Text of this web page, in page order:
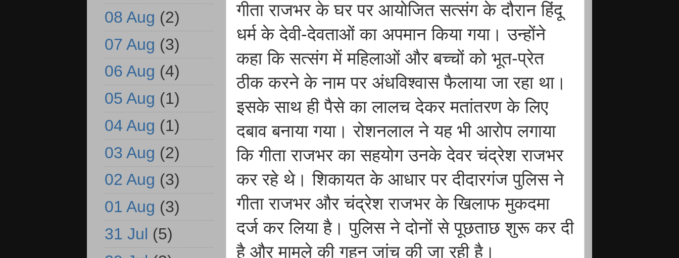
गीता राजभर के घर पर आयोजित सत्संग के दौरान हिंदू
धर्म के देवी-देवताओं का अपमान किया गया। उन्होंने
कहा कि सत्संग में महिलाओं और बच्चों को भूत-प्रेत
ठीक करने के नाम पर अंधविश्वास फैलाया जा रहा था।
इसके साथ ही पैसे का लालच देकर मतांतरण के लिए
दबाव बनाया गया। रोशनलाल ने यह भी आरोप लगाया
कि गीता राजभर का सहयोग उनके देवर चंद्रेश राजभर
कर रहे थे। शिकायत के आधार पर दीदारगंज पुलिस ने
गीता राजभर और चंद्रेश राजभर के खिलाफ मुकदमा
दर्ज कर लिया है। पुलिस ने दोनों से पूछताछ शुरू कर दी
है और मामले की गहन जांच की जा रही है।
08 Aug (2)
07 Aug (3)
06 Aug (4)
05 Aug (1)
04 Aug (1)
03 Aug (2)
02 Aug (3)
01 Aug (3)
31 Jul (5)